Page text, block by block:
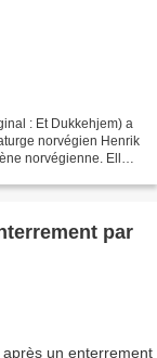
: Et Dukkehjem) a
norvégien Henrik
norvégienne. Elle a
par